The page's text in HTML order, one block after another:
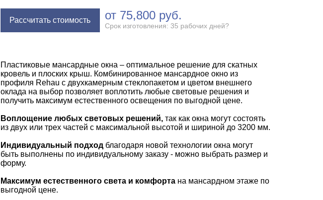
Рассчитать стоимость от 75,800 руб.
Срок изготовления: 35 рабочих дней?
Пластиковые мансардные окна – оптимальное решение для скатных
кровель и плоских крыш. Комбинированное мансардное окно из
профиля Rehau с двухкамерным стеклопакетом и цветом внешнего
оклада на выбор позволяет воплотить любые световые решения и
получить максимум естественного освещения по выгодной цене.
Воплощение любых световых решений,так как окна могут состоять
из двух или трех частей с максимальной высотой и шириной до 3200 мм.
Индивидуальный подходблагодаря новой технологии окна могут
быть выполнены по индивидуальному заказу - можно выбрать размер и
форму.
Максимум естественного света и комфортана мансардном этаже по
выгодной цене.